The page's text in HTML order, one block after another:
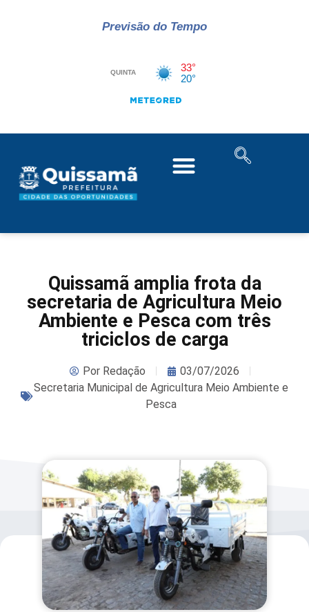
Previsão do Tempo
Quissamã amplia frota da
secretaria de Agricultura Meio
Ambiente e Pesca com três
triciclos de carga
PorRedação
03/07/2026
Secretaria Municipal de Agricultura Meio Ambiente e
Pesca